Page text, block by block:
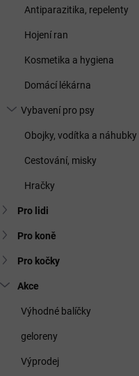
Antiparazitika, repelenty
Hojení ran
Kosmetika a hygiena
Domácí lékárna
Vybavení pro psy
Obojky, vodítka a náhubky
Cestování, misky
Hračky
Pro lidi
Pro koně
Pro kočky
Akce
Výhodné balíčky
geloreny
Výprodej